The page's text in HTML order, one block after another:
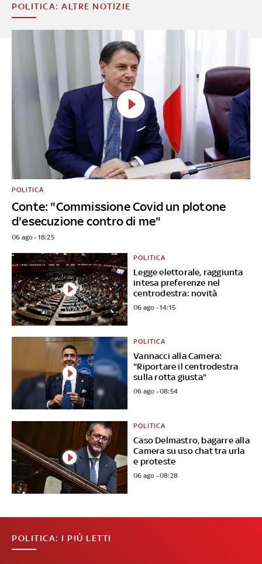
POLITICA: ALTRE NOTIZIE
Conte: "Commissione Covid un plotone
d'esecuzione contro di me"
POLITICA
06 ago - 18:25
Legge elettorale, raggiunta
intesa preferenze nel
centrodestra: novità
POLITICA
06 ago - 14:15
Vannacci alla Camera:
"Riportare il centrodestra
sulla rotta giusta"
POLITICA
06 ago - 08:54
Caso Delmastro, bagarre alla
Camera su uso chat tra urla
e proteste
POLITICA
06 ago - 08:28
POLITICA: I PIÙ LETTI